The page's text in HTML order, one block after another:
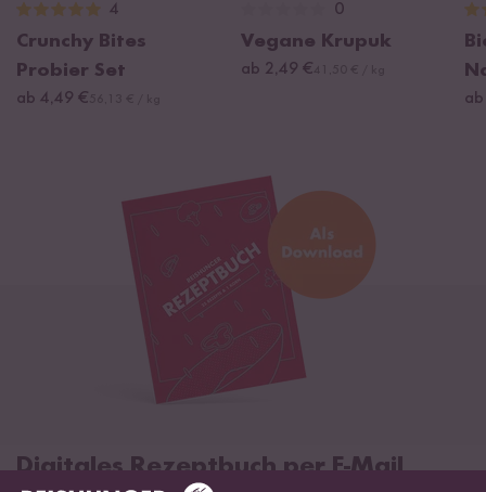
4
Crunchy Bites
Probier Set
ab 4,49 €
0
Vegane Krupuk
ab 2,49 €
Digitales Rezeptbuch per E-Mail